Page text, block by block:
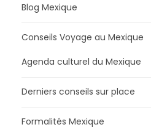
Blog Mexique
Conseils Voyage au Mexique
Agenda culturel du Mexique
Derniers conseils sur place
Formalités Mexique